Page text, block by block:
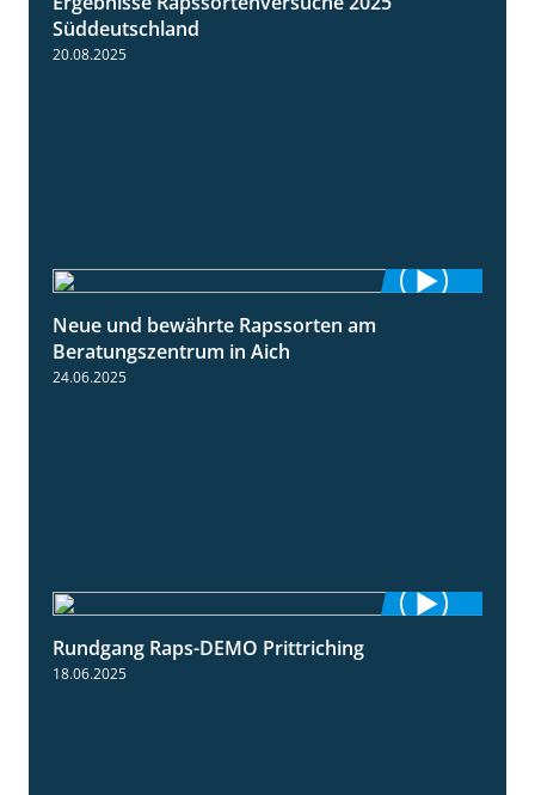
Süddeutschland
20.08.2025
Neue und bewährte Rapssorten am
Beratungszentrum in Aich
24.06.2025
Rundgang Raps-DEMO Prittriching
18.06.2025